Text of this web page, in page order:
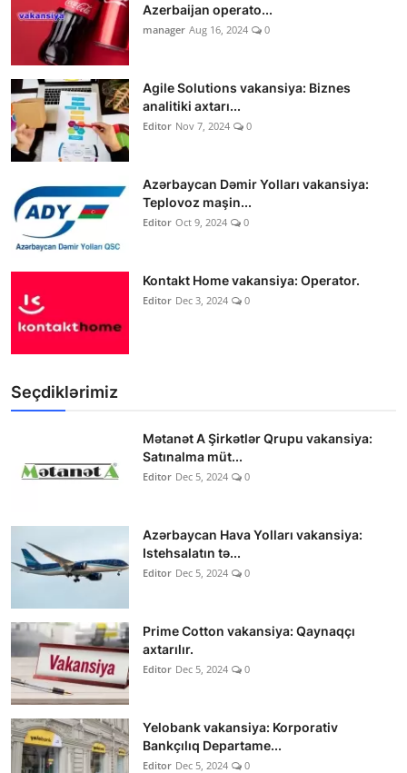
Azerbaijan operato...
manager Aug 16, 2024 0
Agile Solutions vakansiya: Biznes
analitiki axtarı...
Editor Nov 7, 2024 0
Azərbaycan Dəmir Yolları vakansiya:
Teplovoz maşin...
Editor Oct 9, 2024 0
Kontakt Home vakansiya: Operator.
Editor Dec 3, 2024 0
Seçdiklərimiz
Mətanət A Şirkətlər Qrupu vakansiya:
Satınalma müt...
Editor Dec 5, 2024 0
Azərbaycan Hava Yolları vakansiya:
Istehsalatın tə...
Editor Dec 5, 2024 0
Prime Cotton vakansiya: Qaynaqçı
axtarılır.
Editor Dec 5, 2024 0
Yelobank vakansiya: Korporativ
Bankçılıq Departame...
Editor Dec 5, 2024 0